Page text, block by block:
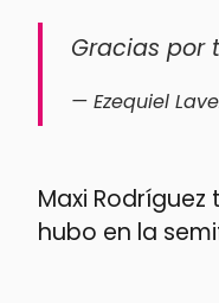
Gracias por
— Ezequiel
Maxi
hubo en la